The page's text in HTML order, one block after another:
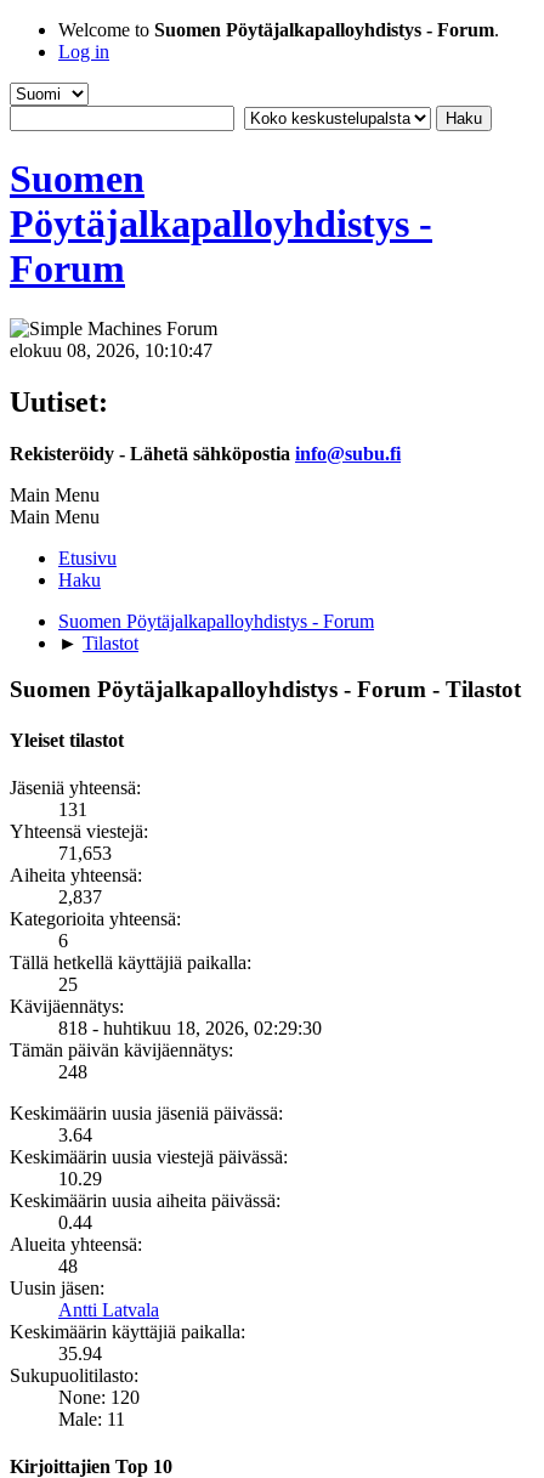
Welcome to Suomen Pöytäjalkapalloyhdistys - Forum.
Log in
Suomen
Pöytäjalkapalloyhdistys -
Forum
elokuu 08, 2026, 10:10:47
Uutiset:
Rekisteröidy - Lähetä sähköpostia info@subu.fi
Main Menu
Main Menu
Etusivu
Haku
Suomen Pöytäjalkapalloyhdistys - Forum
► Tilastot
Suomen Pöytäjalkapalloyhdistys - Forum - Tilastot
Yleiset tilastot
Jäseniä yhteensä:
131
Yhteensä viestejä:
71,653
Aiheita yhteensä:
2,837
Kategorioita yhteensä:
6
Tällä hetkellä käyttäjiä paikalla:
25
Kävijäennätys:
818 - huhtikuu 18, 2026, 02:29:30
Tämän päivän kävijäennätys:
248
Keskimäärin uusia jäseniä päivässä:
3.64
Keskimäärin uusia viestejä päivässä:
10.29
Keskimäärin uusia aiheita päivässä:
0.44
Alueita yhteensä:
48
Uusin jäsen:
Antti Latvala
Keskimäärin käyttäjiä paikalla:
35.94
Sukupuolitilasto:
None: 120
Male: 11
Kirjoittajien Top 10